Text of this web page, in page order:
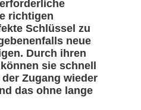
richtigen
Schlüssel zu
neue
Durch ihren
sie schnell
Zugang wieder
das ohne lange